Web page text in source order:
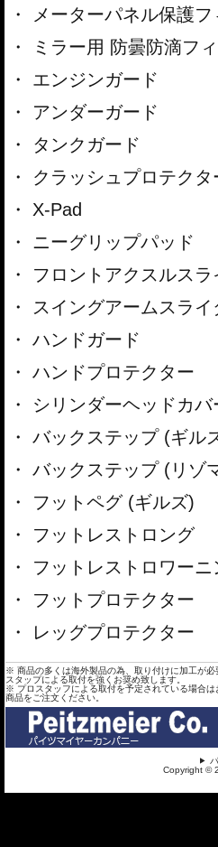
メーターパネル保護フ
ミラー用 防曇防滴フ
エンジンガード
アンダーガード
タンクガード
クラッシュプロテクタ
X-Pad
ニーグリップパッド
フロントアクスルスラ
スイングアームスライ
ハンドガード
ハンドプロテクター
シリンダーヘッドカバ
バックステップ (ギル
バックステップ (リゾ
フットペグ (ギルズ)
フットレストロング
フットレストロワーニ
フットプロテクター
レッグプロテクター
※ 商品の多くは海外製品の為、取り付けに加工が
スタップによる取付を強くお奨め致します。
※ プロスタッフによる取付を予定されている場合
商品をご注文ください。
Copyright ©